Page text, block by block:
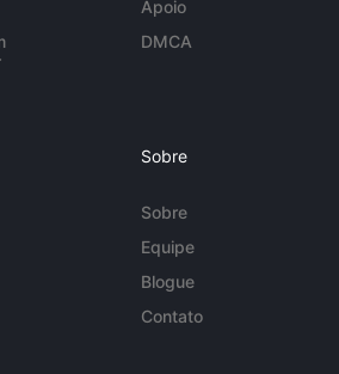
Apoio
DMCA
Sobre
Sobre
Equipe
Blogue
Contato